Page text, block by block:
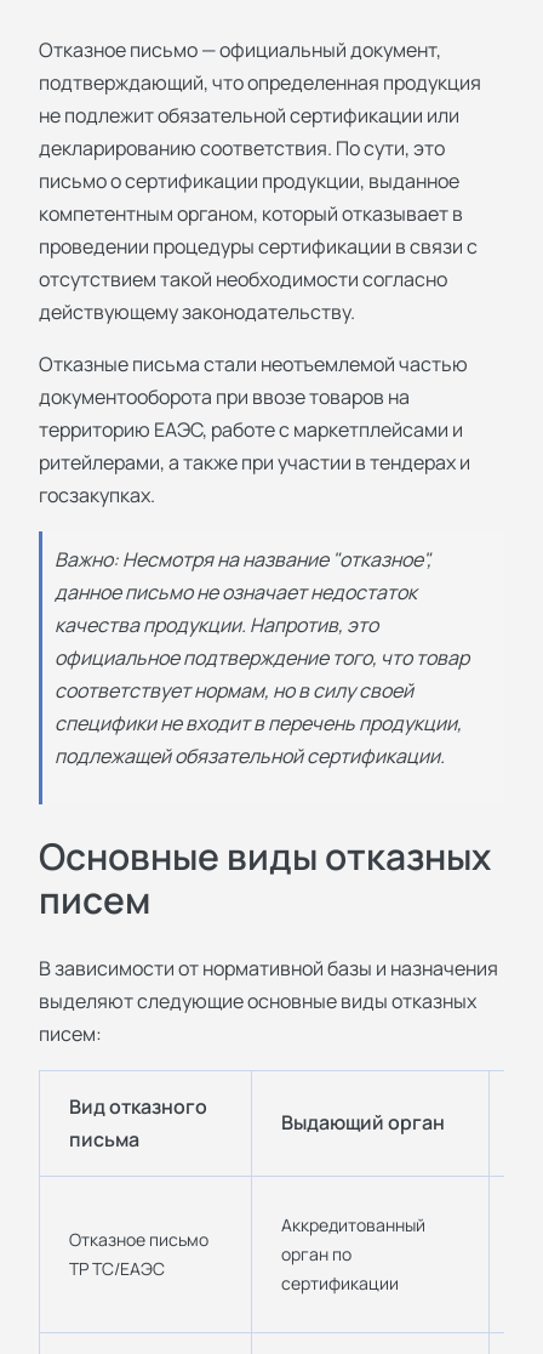
Отказное письмо — официальный документ,
подтверждающий, что определенная продукция
не подлежит обязательной сертификации или
декларированию соответствия. По сути, это
письмо о сертификации продукции, выданное
компетентным органом, который отказывает в
проведении процедуры сертификации в связи с
отсутствием такой необходимости согласно
действующему законодательству.
Отказные письма стали неотъемлемой частью
документооборота при ввозе товаров на
территорию ЕАЭС, работе с маркетплейсами и
ритейлерами, а также при участии в тендерах и
госзакупках.
Важно: Несмотря на название "отказное",
данное письмо не означает недостаток
качества продукции. Напротив, это
официальное подтверждение того, что товар
соответствует нормам, но в силу своей
специфики не входит в перечень продукции,
подлежащей обязательной сертификации.
Основные виды отказных
писем
В зависимости от нормативной базы и назначения
выделяют следующие основные виды отказных
писем:
Вид отказного
письма
Выдающий орган
Отказное письмо
ТР ТС/ЕАЭС
Аккредитованный
орган по
сертификации